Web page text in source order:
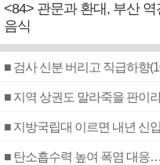
<84> 관문과 환대, 부산 역
음식
■ 지역 상권도 말라죽을 판이
■ 지방국립대 이르면 내년 신
■ 탄소흡수력 높여 폭염 대응